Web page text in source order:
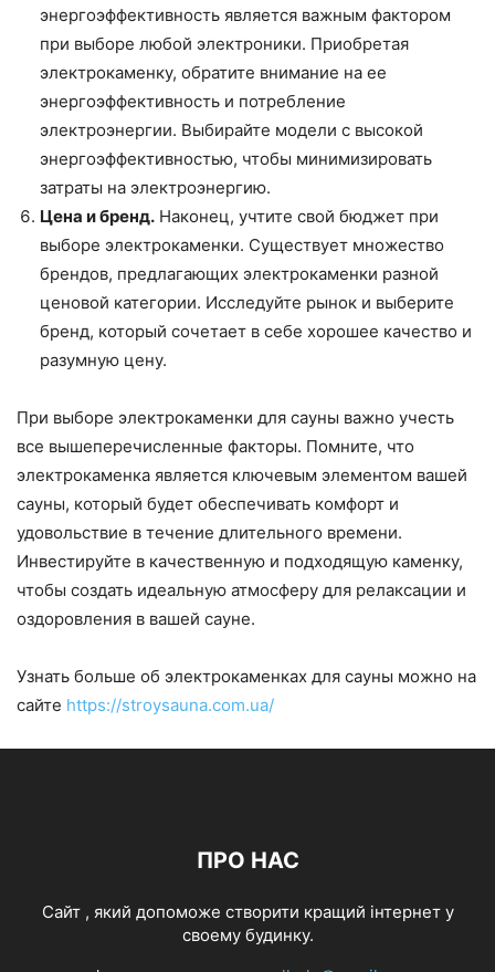
энергоэффективность является важным фактором
при выборе любой электроники. Приобретая
электрокаменку, обратите внимание на ее
энергоэффективность и потребление
электроэнергии. Выбирайте модели с высокой
энергоэффективностью, чтобы минимизировать
затраты на электроэнергию.
Цена и бренд. Наконец, учтите свой бюджет при
выборе электрокаменки. Существует множество
брендов, предлагающих электрокаменки разной
ценовой категории. Исследуйте рынок и выберите
бренд, который сочетает в себе хорошее качество и
разумную цену.
При выборе электрокаменки для сауны важно учесть
все вышеперечисленные факторы. Помните, что
электрокаменка является ключевым элементом вашей
сауны, который будет обеспечивать комфорт и
удовольствие в течение длительного времени.
Инвестируйте в качественную и подходящую каменку,
чтобы создать идеальную атмосферу для релаксации и
оздоровления в вашей сауне.
Узнать больше об электрокаменках для сауны можно на
сайте https://stroysauna.com.ua/
ПРО НАС
Cайт , який допоможе створити кращий інтернет у
своему будинку.